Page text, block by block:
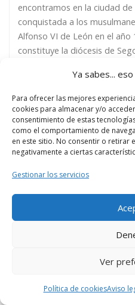
Ya sabes...
Para ofrecer las mejores
cookies para almacenar y/o
consentimiento de estas
como el comportamiento de
en este sitio. No consentir o retirar
negativamente a ciertas
Gestionar los servicios
Ver
Política de cookiesAviso
encontramos en la ciudad de
conquistada a los
Alfonso VI de León en el año
constituye la diócesis de
Pedro de Agén. La ciudad
de iglesias, conventos,
católicos Algunos de estos
anteriores templos de otras
viéndolos poco a poco.
de San Martín Comenzamos